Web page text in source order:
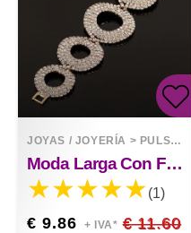
JOYAS / JOYERÍA > PULSERAS
Moda Larga Con Flecos Círculo Discoteca Retro Oro Pulsera Joyería
(1)
€ 9.86 + IVA* € 11.60